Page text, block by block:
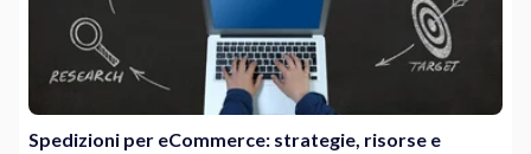
Spedizioni per eCommerce: strategie, risorse e